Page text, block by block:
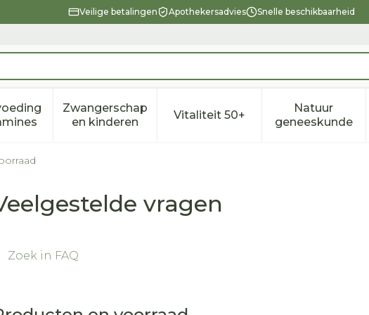
Veilige betalingen Apothekersadvies Snelle beschikbaarheid
Schoonheid, verzorging en hygiëne categorie
Toon submenu voor Dieet, voeding en vitamines categorie
Zwangerschap
en kinderenToon submenu voor Zwangerschap en
Vitaliteit 50+Toon submenu voor
Natuur
geneeskunde
Toon
vragen